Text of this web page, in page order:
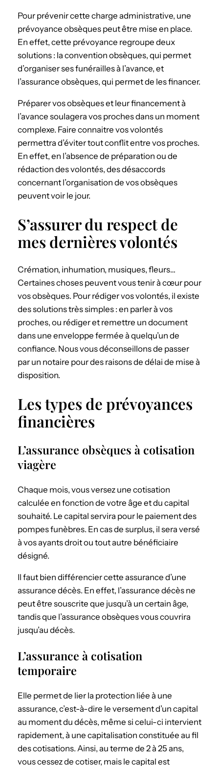
Pour prévenir cette charge administrative, une
prévoyance obsèques peut être mise en place.
En effet, cette prévoyance regroupe deux
solutions : la convention obsèques, qui permet
d’organiser ses funérailles à l’avance, et
l’assurance obsèques, qui permet de les financer.
Préparer vos obsèques et leur financement à
l’avance soulagera vos proches dans un moment
complexe. Faire connaitre vos volontés
permettra d’éviter tout conflit entre vos proches.
En effet, en l’absence de préparation ou de
rédaction des volontés, des désaccords
concernant l’organisation de vos obsèques
peuvent voir le jour.
S’assurer du respect de
mes dernières volontés
Crémation, inhumation, musiques, fleurs…
Certaines choses peuvent vous tenir à cœur pour
vos obsèques. Pour rédiger vos volontés, il existe
des solutions très simples : en parler à vos
proches, ou rédiger et remettre un document
dans une enveloppe fermée à quelqu’un de
confiance. Nous vous déconseillons de passer
par un notaire pour des raisons de délai de mise à
disposition.
Les types de prévoyances
financières
L’assurance obsèques à cotisation
viagère
Chaque mois, vous versez une cotisation
calculée en fonction de votre âge et du capital
souhaité. Le capital servira pour le paiement des
pompes funèbres. En cas de surplus, il sera versé
à vos ayants droit ou tout autre bénéficiaire
désigné.
Il faut bien différencier cette assurance d’une
assurance décès. En effet, l’assurance décès ne
peut être souscrite que jusqu’à un certain âge,
tandis que l’assurance obsèques vous couvrira
jusqu’au décès.
L’assurance à cotisation
temporaire
Elle permet de lier la protection liée à une
assurance, c’est-à-dire le versement d’un capital
au moment du décès, même si celui-ci intervient
rapidement, à une capitalisation constituée au fil
des cotisations. Ainsi, au terme de 2 à 25 ans,
vous cessez de cotiser, mais le capital est